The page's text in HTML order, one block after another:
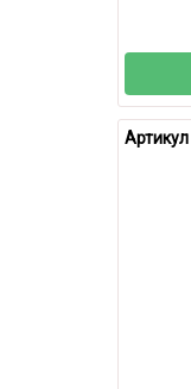
Артикул